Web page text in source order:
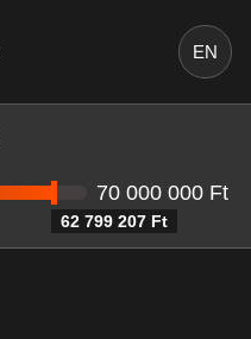
EN
62 799 207 Ft
70 000 000 Ft